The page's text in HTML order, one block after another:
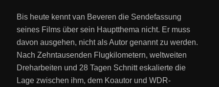
Bis heute kennt van Beveren die Sendefassung
seines Films über sein Hauptthema nicht. Er muss
davon ausgehen, nicht als Autor genannt zu werden.
Nach Zehntausenden Flugkilometern, weltweiten
Dreharbeiten und 28 Tagen Schnitt eskalierte die
Lage zwischen ihm, dem Koautor und WDR-